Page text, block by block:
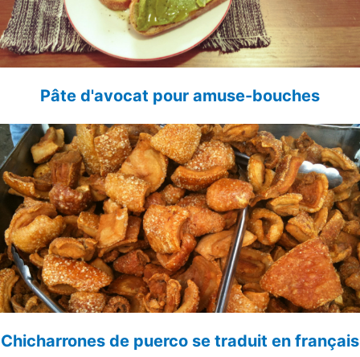
Pâte d'avocat pour amuse-bouches
Chicharrones de puerco se traduit en français